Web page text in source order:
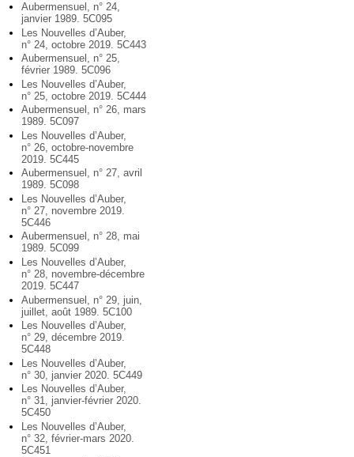
Aubermensuel, n° 24,
janvier 1989. 5C095
Les Nouvelles d’Auber,
n° 24, octobre 2019. 5C443
Aubermensuel, n° 25,
février 1989. 5C096
Les Nouvelles d’Auber,
n° 25, octobre 2019. 5C444
Aubermensuel, n° 26, mars
1989. 5C097
Les Nouvelles d’Auber,
n° 26, octobre-novembre
2019. 5C445
Aubermensuel, n° 27, avril
1989. 5C098
Les Nouvelles d’Auber,
n° 27, novembre 2019.
5C446
Aubermensuel, n° 28, mai
1989. 5C099
Les Nouvelles d’Auber,
n° 28, novembre-décembre
2019. 5C447
Aubermensuel, n° 29, juin,
juillet, août 1989. 5C100
Les Nouvelles d’Auber,
n° 29, décembre 2019.
5C448
Les Nouvelles d’Auber,
n° 30, janvier 2020. 5C449
Les Nouvelles d’Auber,
n° 31, janvier-février 2020.
5C450
Les Nouvelles d’Auber,
n° 32, février-mars 2020.
5C451